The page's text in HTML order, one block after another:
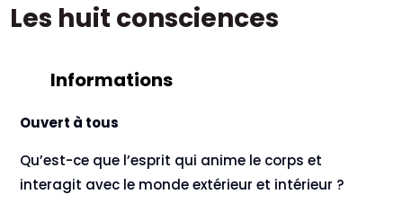
Les huit consciences
Informations
Ouvert à tous
Qu’est-ce que l’esprit qui anime le corps et
interagit avec le monde extérieur et intérieur ?